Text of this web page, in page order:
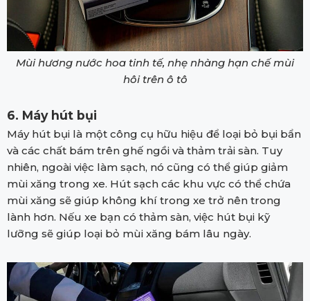
Mùi hương nước hoa tinh tế, nhẹ nhàng hạn chế mùi
hôi trên ô tô
6. Máy hút bụi
Máy hút bụi là một công cụ hữu hiệu để loại bỏ bụi bẩn
và các chất bám trên ghế ngồi và thảm trải sàn. Tuy
nhiên, ngoài việc làm sạch, nó cũng có thể giúp giảm
mùi xăng trong xe. Hút sạch các khu vực có thể chứa
mùi xăng sẽ giúp không khí trong xe trở nên trong
lành hơn. Nếu xe bạn có thảm sàn, việc hút bụi kỹ
lưỡng sẽ giúp loại bỏ mùi xăng bám lâu ngày.